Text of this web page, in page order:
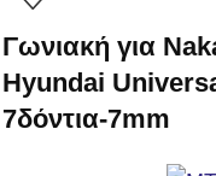
Γωνιακή για
Hyundai
7δόντια-7mm